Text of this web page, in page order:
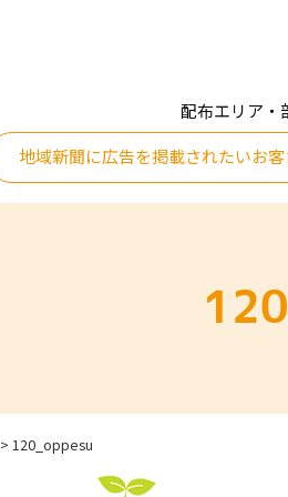
配布エリア・
地域新聞に広告を掲載されたいお客
>120_oppesu